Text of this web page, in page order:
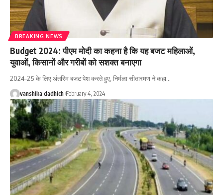
BREAKING NEWS
Budget 2024: पीएम मोदी का कहना है कि यह बजट महिलाओं,
युवाओं, किसानों और गरीबों को सशक्त बनाएगा
2024-25 के लिए अंतरिम बजट पेश करते हुए, निर्मला सीतारमण ने कहा…
vanshika dadhich February 4, 2024